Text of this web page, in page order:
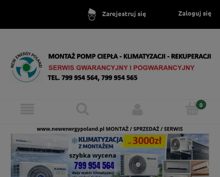
Zarejestruj się Zaloguj się